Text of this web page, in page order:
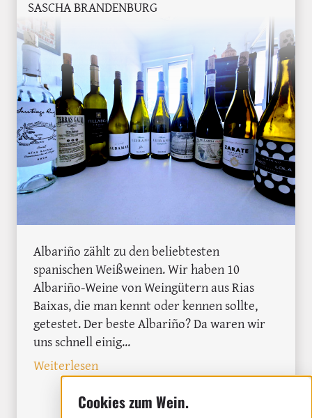
SASCHA BRANDENBURG
Albariño zählt zu den beliebtesten
spanischen Weißweinen. Wir haben 10
Albariño-Weine von Weingütern aus Rias
Baixas, die man kennt oder kennen sollte,
getestet. Der beste Albariño? Da waren wir
uns schnell einig...
Weiterlesen: 10 Albariño Weine aus Rias Baixas im